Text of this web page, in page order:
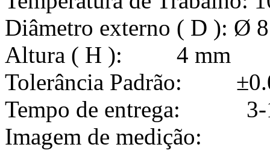
Diâmetro externo ( D ): Ø
Altura ( H ): 4 mm
Tolerância Padrão:
Tempo de entrega: 3-
Imagem de medição: